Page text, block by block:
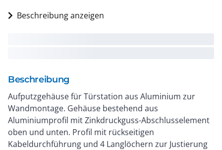
Beschreibung anzeigen
Beschreibung
Aufputzgehäuse für Türstation aus Aluminium zur
Wandmontage. Gehäuse bestehend aus
Aluminiumprofil mit Zinkdruckguss-Abschlusselement
oben und unten. Profil mit rückseitigen
Kabeldurchführung und 4 Langlöchern zur Justierung